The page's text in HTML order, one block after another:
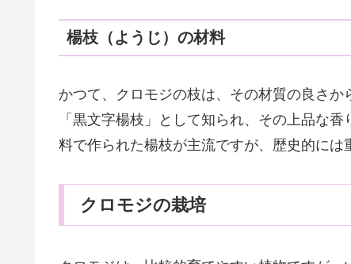
楊枝（ようじ）の材料
かつて、クロモジの枝は、その材質の良さか
「黒文字楊枝」として知られ、その上品な
料で作られた楊枝が主流ですが、歴史的には
クロモジの栽培